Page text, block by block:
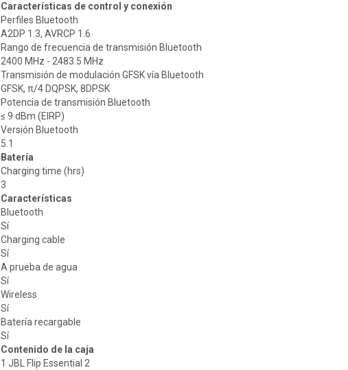
Características de control y conexión
Perfiles Bluetooth
A2DP 1.3, AVRCP 1.6
Rango de frecuencia de transmisión Bluetooth
2400 MHz - 2483.5 MHz
Transmisión de modulación GFSK vía Bluetooth
GFSK, π/4 DQPSK, 8DPSK
Potencia de transmisión Bluetooth
≤ 9 dBm (EIRP)
Versión Bluetooth
5.1
Batería
Charging time (hrs)
3
Características
Bluetooth
Sí
Charging cable
Sí
A prueba de agua
Sí
Wireless
Sí
Batería recargable
Sí
Contenido de la caja
1 JBL Flip Essential 2